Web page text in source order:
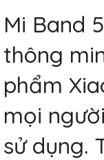
Mi Band
thông
phẩm
mọi
sử dụng.